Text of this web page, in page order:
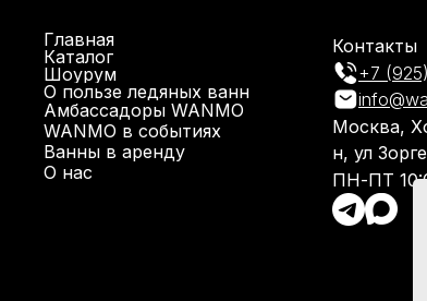
Контакты
+7
Москва,
н, ул
ПН-ПТ
Главная
Каталог
Шоурум
О пользе ледяных ванн
Амбассадоры WANMO
WANMO в событиях
Ванны в аренду
О нас